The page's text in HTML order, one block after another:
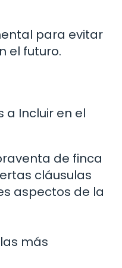
para evitar
el futuro.
a Incluir en el
de finca
cláusulas
aspectos de la
más